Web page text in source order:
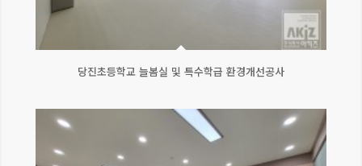
당진초등학교 늘봄실 및 특수학급 환경개선공사